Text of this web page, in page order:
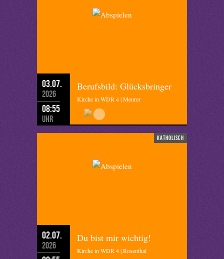
03.07.
2026
08:55
Uhr
Berufsbild: Glücksbringer
Kirche in WDR 4 | Meurer
katholisch
02.07.
2026
Du bist mir wichtig!
Kirche in WDR 4 | Rosenthal